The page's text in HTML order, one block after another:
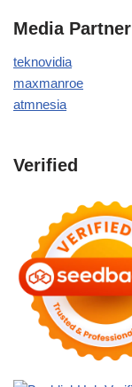
Media Partner
teknovidia
maxmanroe
atmnesia
Verified